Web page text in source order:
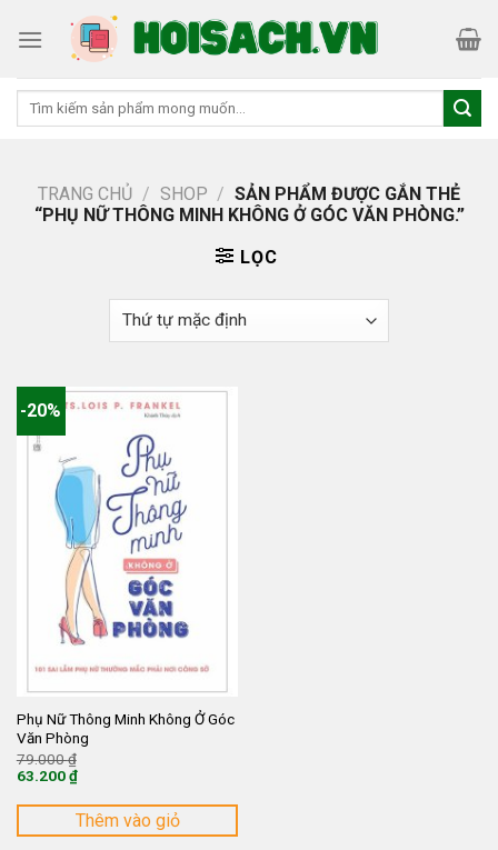
Tìm
TRANG CHỦ / SHOP / SẢN PHẨM ĐƯỢC GẮN THẺ
“PHỤ NỮ THÔNG MINH KHÔNG Ở GÓC VĂN PHÒNG.”
LỌC
-20%
Phụ Nữ Thông Minh Không Ở Góc
Văn Phòng
79.000₫
79.000 ₫.
63.200₫
hiện
là:
Thêm vào giỏ